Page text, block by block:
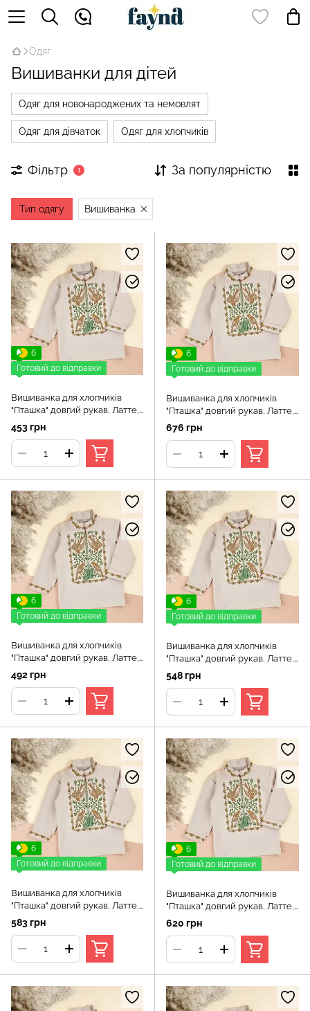
Одяг
Вишиванки для дітей
Одяг для новонароджених та немовлят
Одяг для дівчаток Одяг для хлопчиків
Фільтр 1 За популярністю
Тип одягу Вишиванка
6
Готовий до відправки
Вишиванка для хлопчиків
"Пташка" довгий рукав, Латте,
92 (2 роки)
453 грн
6
Готовий до відправки
Вишиванка для хлопчиків
"Пташка" довгий рукав, Латте,
98 (3 роки)
676 грн
6
Готовий до відправки
Вишиванка для хлопчиків
"Пташка" довгий рукав, Латте,
104 (4 роки)
492 грн
6
Готовий до відправки
Вишиванка для хлопчиків
"Пташка" довгий рукав, Латте,
122 (7 років)
548 грн
6
Готовий до відправки
Вишиванка для хлопчиків
"Пташка" довгий рукав, Латте,
128 (9 років)
583 грн
6
Готовий до відправки
Вишиванка для хлопчиків
"Пташка" довгий рукав, Латте,
134 (9 років)
620 грн